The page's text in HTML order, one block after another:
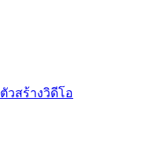
ตัวสร้างวิดีโอ